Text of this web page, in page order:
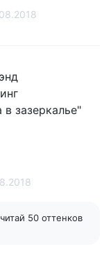
зазеркалье"
50 оттенков